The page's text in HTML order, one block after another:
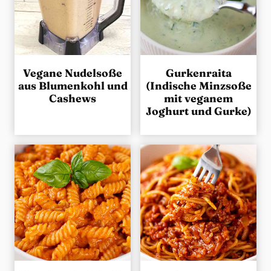
Vegane Nudelsoße
aus Blumenkohl und
Cashews
Gurkenraita
(Indische Minzsoße
mit veganem
Joghurt und Gurke)